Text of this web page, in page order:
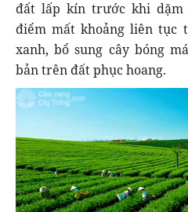
đất lấp kín trước khi dặm
điểm mất khoảng liên tục
xanh, bổ sung cây bóng
bản trên đất phục hoang.